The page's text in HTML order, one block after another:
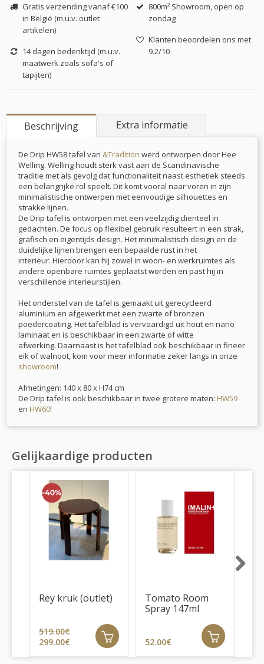
Gratis verzending vanaf €100
in België (m.u.v. outlet
artikelen)
14 dagen bedenktijd (m.u.v.
maatwerk zoals sofa's of
tapijten)
800m² Showroom, open op
zondag
Klanten beoordelen ons met
9.2/10
Beschrijving Extra informatie
De Drip HW58 tafel van &Tradition werd ontworpen door Hee
Welling. Welling houdt sterk vast aan de Scandinavische
traditie met als gevolg dat functionaliteit naast esthetiek steeds
een belangrijke rol speelt. Dit komt vooral naar voren in zijn
minimalistische ontwerpen met eenvoudige silhouettes en
strakke lijnen.
De Drip tafel is ontworpen met een veelzijdig clienteel in
gedachten. De focus op flexibel gebruik resulteert in een strak,
grafisch en eigentijds design. Het minimalistisch design en de
duidelijke lijnen brengen een bepaalde rust in het
interieur. Hierdoor kan hij zowel in woon- en werkruimtes als
andere openbare ruimtes geplaatst worden en past hij in
verschillende interieurstijlen.
Het onderstel van de tafel is gemaakt uit gerecycleerd
aluminium en afgewerkt met een zwarte of bronzen
poedercoating. Het tafelblad is vervaardigd uit hout en nano
laminaat en is beschikbaar in een zwarte of witte
afwerking. Daarnaast is het tafelblad ook beschikbaar in fineer
eik of walnoot, kom voor meer informatie zeker langs in onze
showroom!
Afmetingen: 140 x 80 x H74 cm
De Drip tafel is ook beschikbaar in twee grotere maten: HW59
en HW60!
Gelijkaardige producten
Rey kruk (outlet)
519.00€
299.00€
Tomato Room
Spray 147ml
52.00€